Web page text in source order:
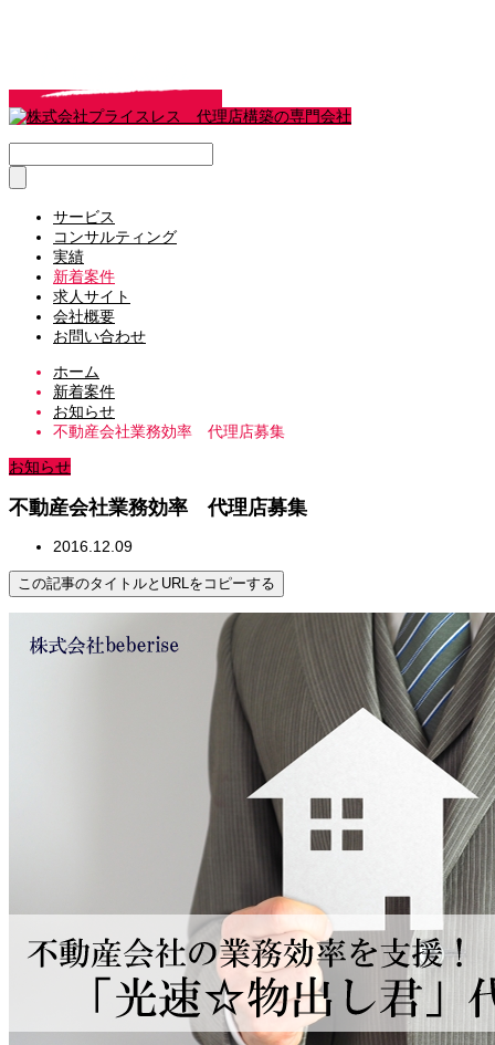
サービス
コンサルティング
実績
新着案件
求人サイト
会社概要
お問い合わせ
ホーム
新着案件
お知らせ
不動産会社業務効率 代理店募集
お知らせ
不動産会社業務効率 代理店募集
2016.12.09
この記事のタイトルとURLをコピーする